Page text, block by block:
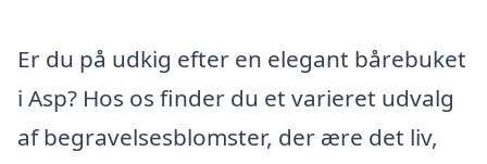
Er du på udkig efter en elegant bårebuket
i Asp? Hos os finder du et varieret udvalg
af begravelsesblomster, der ære det liv,